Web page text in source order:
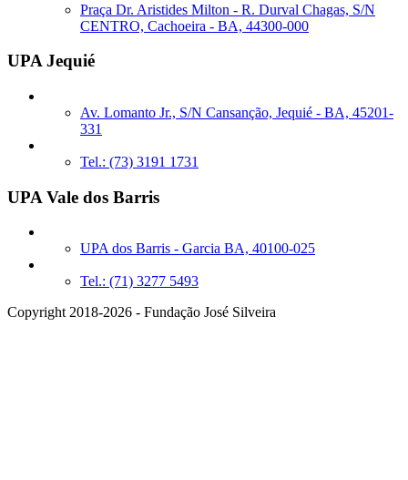
Praça Dr. Aristides Milton - R. Durval Chagas, S/N
CENTRO, Cachoeira - BA, 44300-000
UPA Jequié
Av. Lomanto Jr., S/N Cansanção, Jequié - BA, 45201-
331
Tel.: (73) 3191 1731
UPA Vale dos Barris
UPA dos Barris - Garcia BA, 40100-025
Tel.: (71) 3277 5493
Copyright 2018-2026 - Fundação José Silveira